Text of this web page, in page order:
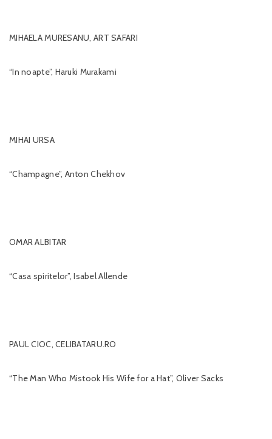
MIHAELA MURESANU, ART SAFARI
“In noapte”, Haruki Murakami
MIHAI URSA
“Champagne”, Anton Chekhov
OMAR ALBITAR
“Casa spiritelor”, Isabel Allende
PAUL CIOC, CELIBATARU.RO
“The Man Who Mistook His Wife for a Hat”, Oliver Sacks